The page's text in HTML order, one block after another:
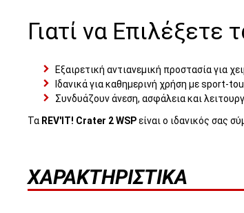
Γιατί να Επιλέξετε
Εξαιρετική αντιανεμική προστασία για
Ιδανικά για καθημερινή χρήση με sport-
Συνδυάζουν άνεση, ασφάλεια και
Τα REV'IT! Crater 2 WSPείναι ο ιδανικός σας
ΧΑΡΑΚΤΗΡΙΣΤΙΚΆ